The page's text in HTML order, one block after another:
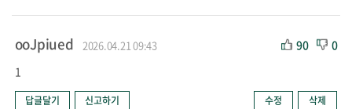
ooJpiued 2026.04.21 09:43 90
0
1
답글달기 신고하기 수정 삭제